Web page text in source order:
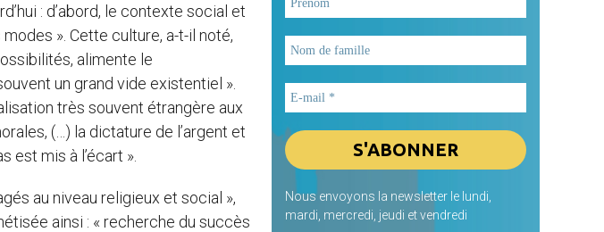
: d’abord, le contexte social et
». Cette culture, a-t-il noté,
alimente le
un grand vide existentiel ».
très souvent étrangère aux
(…) la dictature de l’argent et
est mis à l’écart ».
au niveau religieux et social »,
ainsi : « recherche du succès
Nous envoyons la newsletter le lundi,
mardi, mercredi, jeudi et vendredi